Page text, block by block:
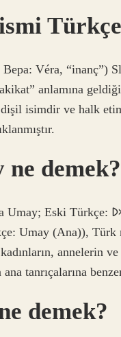
Véra, “inanç”)
anlamına
isimdir ve halk
ne demek?
Kazakça: Ұмай aна, Umay ana; Rusça: Ума́й / Ымай, Umáj /
Umay (Ana)), Türk
annelerin
tanrıçalarına
demek?